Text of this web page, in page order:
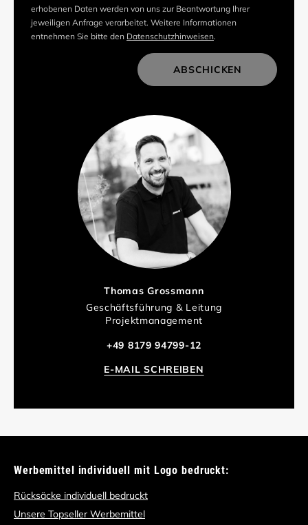
Thomas Grossmann
Geschäftsführung & Leitung
Projektmanagement
+49 8179 94799-12
E-MAIL SCHREIBEN
erhobenen Daten werden von uns zur Beantwortung Ihrer
jeweiligen Anfrage verarbeitet. Weitere Informationen
entnehmen Sie bitte den Datenschutzhinweisen.
ABSCHICKEN
Werbemittel individuell mit Logo bedruckt:
Rücksäcke individuell bedruckt
Unsere Topseller Werbemittel